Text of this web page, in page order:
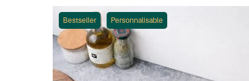
Bestseller Personnalisable